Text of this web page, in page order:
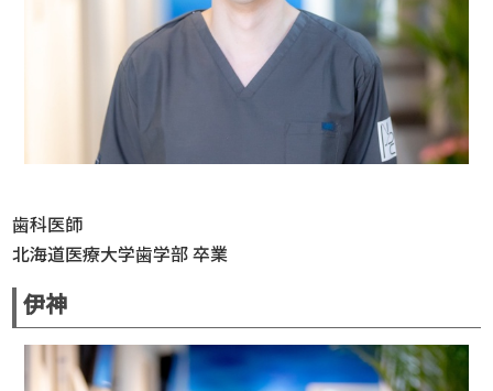
歯科医師
北海道医療大学歯学部 卒業
伊神